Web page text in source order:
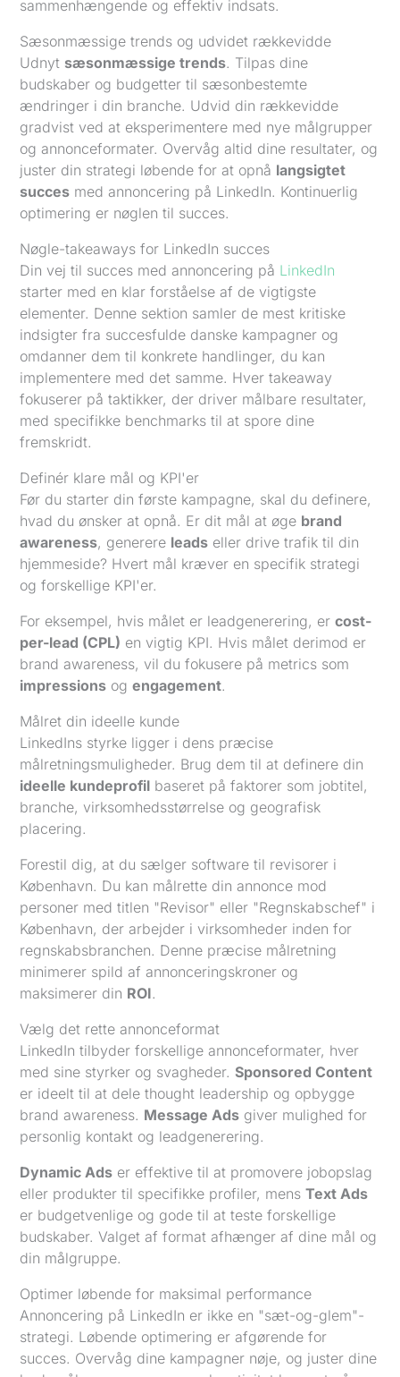
sammenhængende og effektiv indsats.
Sæsonmæssige trends og udvidet rækkevidde
Udnyt sæsonmæssige trends. Tilpas dine
budskaber og budgetter til sæsonbestemte
ændringer i din branche. Udvid din rækkevidde
gradvist ved at eksperimentere med nye målgrupper
og annonceformater. Overvåg altid dine resultater, og
juster din strategi løbende for at opnå langsigtet
succes med annoncering på LinkedIn. Kontinuerlig
optimering er nøglen til succes.
Nøgle-takeaways for LinkedIn succes
Din vej til succes med annoncering på LinkedIn
starter med en klar forståelse af de vigtigste
elementer. Denne sektion samler de mest kritiske
indsigter fra succesfulde danske kampagner og
omdanner dem til konkrete handlinger, du kan
implementere med det samme. Hver takeaway
fokuserer på taktikker, der driver målbare resultater,
med specifikke benchmarks til at spore dine
fremskridt.
Definér klare mål og KPI'er
Før du starter din første kampagne, skal du definere,
hvad du ønsker at opnå. Er dit mål at øge brand
awareness, generere leads eller drive trafik til din
hjemmeside? Hvert mål kræver en specifik strategi
og forskellige KPI'er.
For eksempel, hvis målet er leadgenerering, ercost-
per-lead (CPL) en vigtig KPI. Hvis målet derimod er
brand awareness, vil du fokusere på metrics som
impressions ogengagement.
Målret din ideelle kunde
LinkedIns styrke ligger i dens præcise
målretningsmuligheder. Brug dem til at definere din
ideelle kundeprofil baseret på faktorer som jobtitel,
branche, virksomhedsstørrelse og geografisk
placering.
Forestil dig, at du sælger software til revisorer i
København. Du kan målrette din annonce mod
personer med titlen "Revisor" eller "Regnskabschef" i
København, der arbejder i virksomheder inden for
regnskabsbranchen. Denne præcise målretning
minimerer spild af annonceringskroner og
maksimerer din ROI.
Vælg det rette annonceformat
LinkedIn tilbyder forskellige annonceformater, hver
med sine styrker og svagheder. Sponsored Content
er ideelt til at dele thought leadership og opbygge
brand awareness. Message Ads giver mulighed for
personlig kontakt og leadgenerering.
Dynamic Ads er effektive til at promovere jobopslag
eller produkter til specifikke profiler, mensText Ads
er budgetvenlige og gode til at teste forskellige
budskaber. Valget af format afhænger af dine mål og
din målgruppe.
Optimer løbende for maksimal performance
Annoncering på LinkedIn er ikke en "sæt-og-glem"-
strategi. Løbende optimering er afgørende for
succes. Overvåg dine kampagner nøje, og juster dine